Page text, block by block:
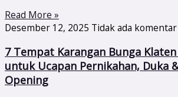
Read More »
Desember 12, 2025 Tidak ada komentar
7 Tempat Karangan Bunga
untuk Ucapan Pernikahan, Duka
Opening